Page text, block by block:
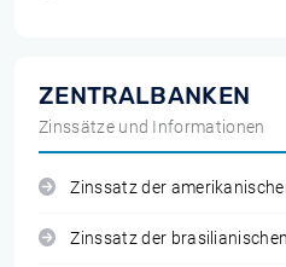
ZENTRALBANKEN
Zinssätze und Informationen
Zinssatz der
Zinssatz der